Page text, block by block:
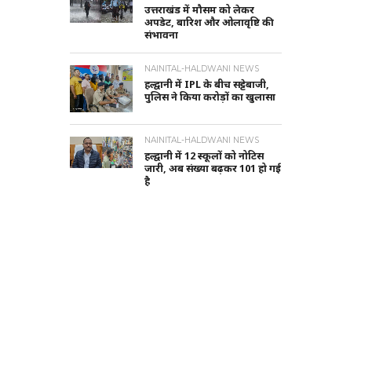
उत्तराखंड में मौसम को लेकर
अपडेट, बारिश और ओलावृष्टि की
संभावना
NAINITAL-HALDWANI NEWS
हल्द्वानी में IPL के बीच सट्टेबाजी,
पुलिस ने किया करोड़ों का खुलासा
NAINITAL-HALDWANI NEWS
हल्द्वानी में 12 स्कूलों को नोटिस
जारी, अब संख्या बढ़कर 101 हो गई
है